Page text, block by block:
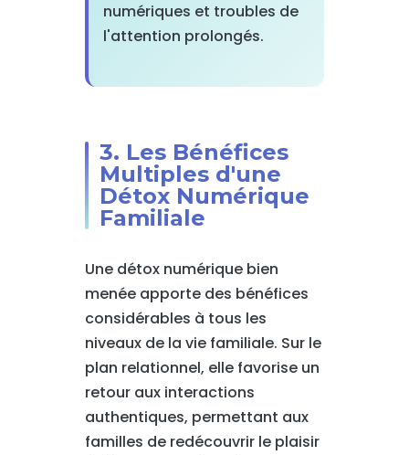
numériques et troubles de
l'attention prolongés.
3. Les Bénéfices
Multiples d'une
Détox Numérique
Familiale
Une détox numérique bien
menée apporte des bénéfices
considérables à tous les
niveaux de la vie familiale. Sur le
plan relationnel, elle favorise un
retour aux interactions
authentiques, permettant aux
familles de redécouvrir le plaisir